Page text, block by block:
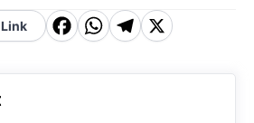
F
c
W
a
T
e
X